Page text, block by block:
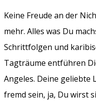
Keine Freude an der
mehr. Alles was Du
Schrittfolgen und
Tagträume entführen
Angeles. Deine geliebte
fremd sein, ja, Du wirst